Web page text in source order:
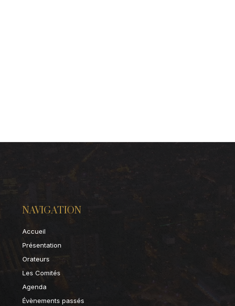
NAVIGATION
Accueil
Présentation
Orateurs
Les Comités
Agenda
Évènements passés